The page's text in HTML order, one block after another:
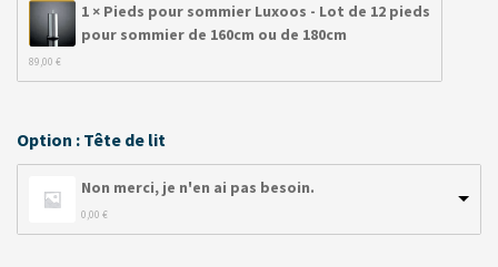
1 × Pieds pour sommier Luxoos - Lot de 12 pieds
pour sommier de 160cm ou de 180cm
89,00 €
Option : Tête de lit
Non merci, je n'en ai pas besoin.
0,00 €